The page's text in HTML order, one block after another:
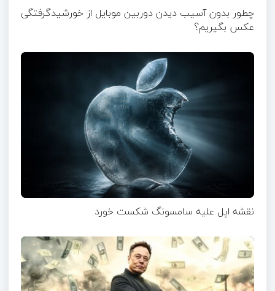
چطور بدون آسیب دیدن دوربین موبایل از خورشیدگرفتگی
عکس بگیریم؟
نقشه اپل علیه سامسونگ شکست خورد